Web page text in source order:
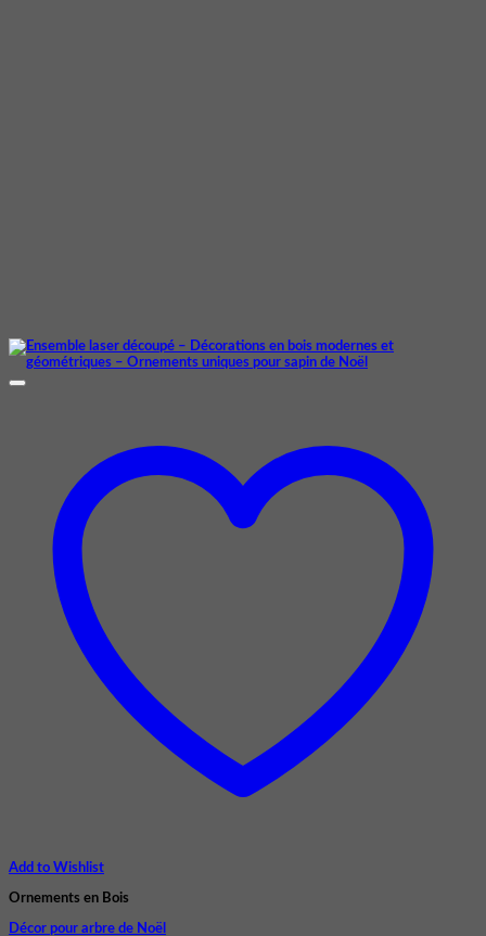
Add to Wishlist
Ornements en Bois
Décor pour arbre de Noël